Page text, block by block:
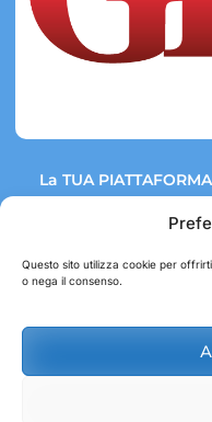
Questo sito utilizza cookie per
o nega il consenso.
La TUA
Link rapidi: